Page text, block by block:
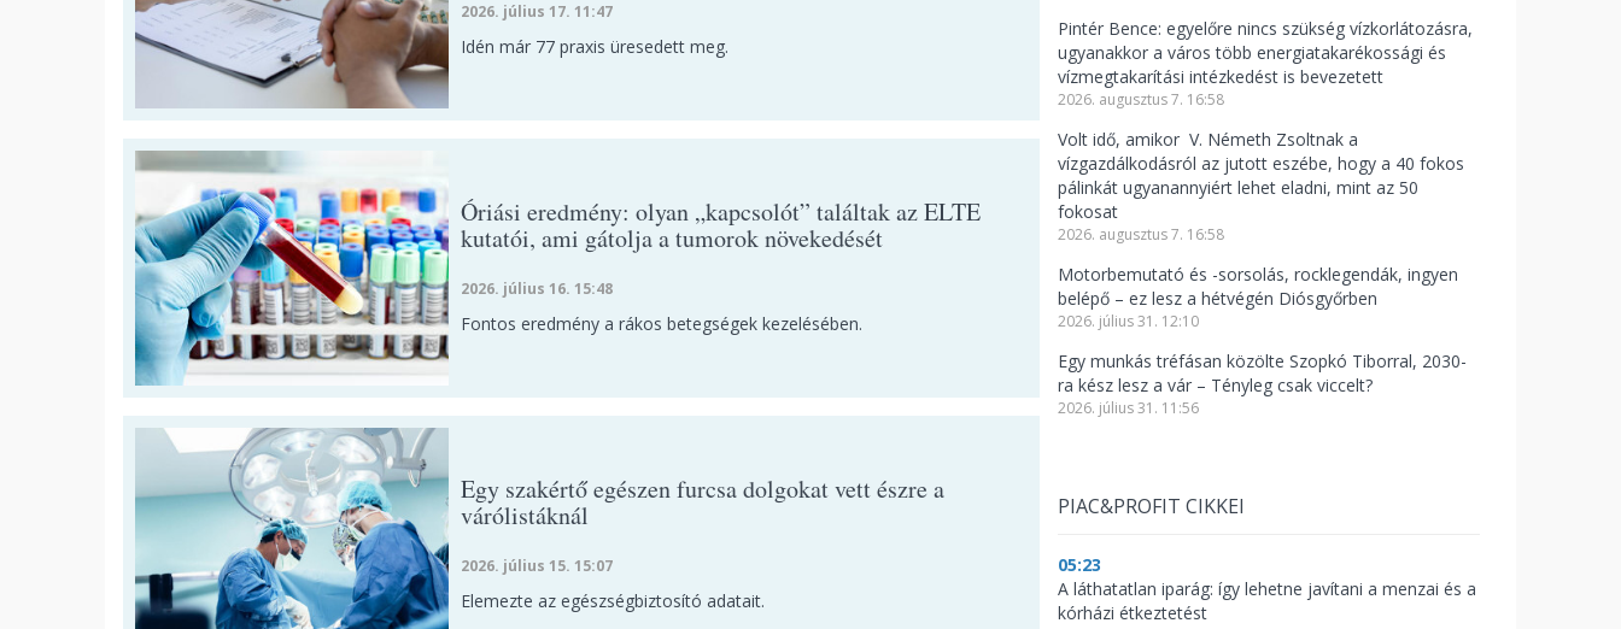
2026. július 17. 11:47
Idén már 77 praxis üresedett meg.
Óriási eredmény: olyan „kapcsolót” találtak az ELTE
kutatói, ami gátolja a tumorok növekedését
2026. július 16. 15:48
Fontos eredmény a rákos betegségek kezelésében.
Egy szakértő egészen furcsa dolgokat vett észre a
várólistáknál
2026. július 15. 15:07
Elemezte az egészségbiztosító adatait.
Pintér Bence: egyelőre nincs szükség vízkorlátozásra,
ugyanakkor a város több energiatakarékossági és
vízmegtakarítási intézkedést is bevezetett
2026. augusztus 7. 16:58
Volt idő, amikor V. Németh Zsoltnak a
vízgazdálkodásról az jutott eszébe, hogy a 40 fokos
pálinkát ugyanannyiért lehet eladni, mint az 50
fokosat
2026. augusztus 7. 16:58
Motorbemutató és -sorsolás, rocklegendák, ingyen
belépő – ez lesz a hétvégén Diósgyőrben
2026. július 31. 12:10
Egy munkás tréfásan közölte Szopkó Tiborral, 2030-
ra kész lesz a vár – Tényleg csak viccelt?
2026. július 31. 11:56
PIAC&PROFIT CIKKEI
05:23
A láthatatlan iparág: így lehetne javítani a menzai és a
kórházi étkeztetést